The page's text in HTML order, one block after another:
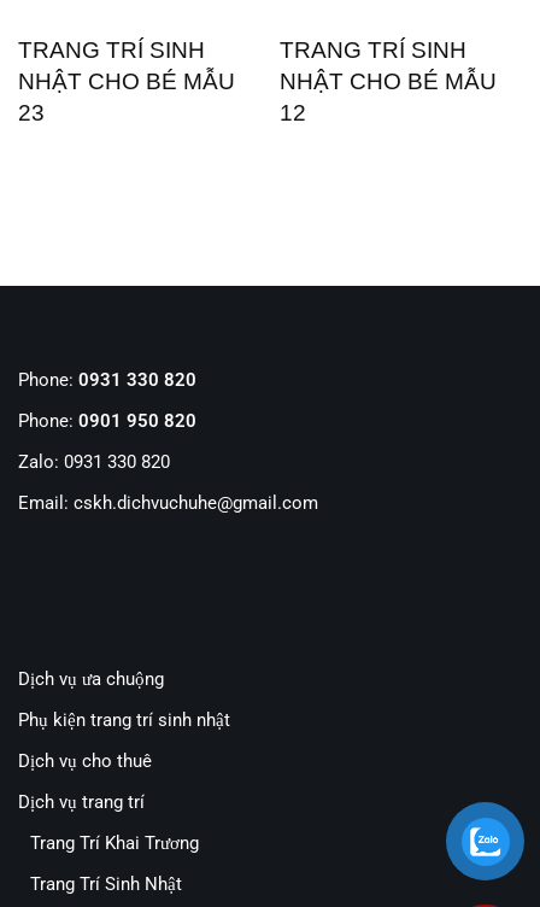
TRANG TRÍ SINH
NHẬT CHO BÉ MẪU
23
TRANG TRÍ SINH
NHẬT CHO BÉ MẪU
12
Phone: 0931 330 820
Phone: 0901 950 820
Zalo: 0931 330 820
Email: cskh.dichvuchuhe@gmail.com
Dịch vụ ưa chuộng
Phụ kiện trang trí sinh nhật
Dịch vụ cho thuê
Dịch vụ trang trí
Trang Trí Khai Trương
Trang Trí Sinh Nhật